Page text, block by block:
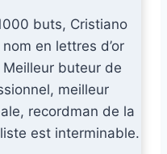
buts, Cristiano
en lettres d’or
buteur de
meilleur
recordman de la
est interminable.